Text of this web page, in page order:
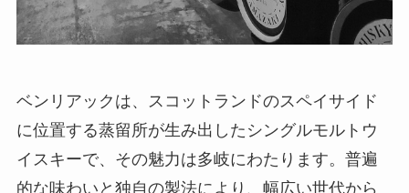
ベンリアックは、スコットランドのスペイサイド
に位置する蒸留所が生み出したシングルモルトウ
イスキーで、その魅力は多岐にわたります。普遍
的な味わいと独自の製法により、幅広い世代から